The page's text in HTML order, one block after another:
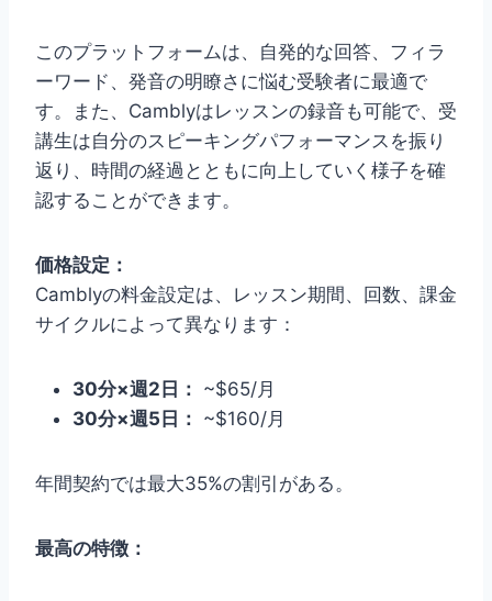
このプラットフォームは、自発的な回答、フィラ
ーワード、発音の明瞭さに悩む受験者に最適で
す。また、Camblyはレッスンの録音も可能で、受
講生は自分のスピーキングパフォーマンスを振り
返り、時間の経過とともに向上していく様子を確
認することができます。
価格設定：
Camblyの料金設定は、レッスン期間、回数、課金
サイクルによって異なります：
30分×週2日： ~$65/月
30分×週5日： ~$160/月
年間契約では最大35%の割引がある。
最高の特徴：